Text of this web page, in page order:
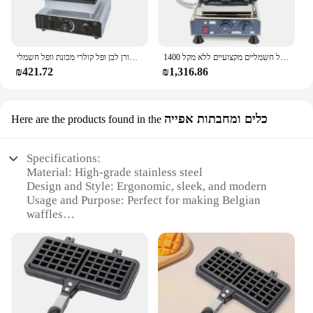
a large crowd or running a small food stand, this
waffle maker is an indispensable tool for creating
mouthwatering Belgian waffles.
מכונת וופל אורן מסחרי עם ציוודת אורן לבן ופל קולרי מכונת וופל חשמלי
₪421.72
יצרני וופל חשמליים מקצועיים ללא מקל 1400w מקל מכונת מקל וופל קוביות wffo
₪1,316.86
Here are the products found in the כלים ומחבתות אפייה
Specifications:
Material: High-grade stainless steel
Design and Style: Ergonomic, sleek, and modern
Usage and Purpose: Perfect for making Belgian
waffles
for consistent results
Parts and Accessories: Comes with a non-stick
cooking surface
Shape or Size or Weight or Quantity: Compact and
lightweight, ideal for home use